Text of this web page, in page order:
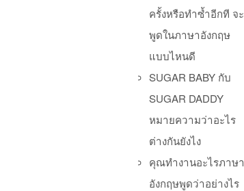
ครั้งหรือทำซ้ำอีกที จะ
พูดในภาษาอังกฤษ
แบบไหนดี
SUGAR BABY กับ
SUGAR DADDY
หมายความว่าอะไร
ต่างกันยังไง
คุณทำงานอะไรภาษา
อังกฤษพูดว่าอย่างไร